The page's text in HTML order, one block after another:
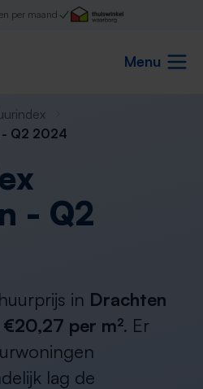
per maand
Menu
Q2 2024
- Q2
in Drachten
€20,27 per m². Er
lag de